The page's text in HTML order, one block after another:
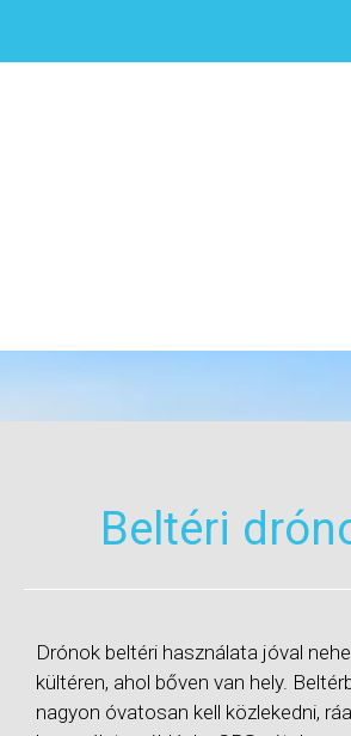
Beltéri
Drónok beltéri használata jóval
kültéren, ahol bőven van hely.
nagyon óvatosan kell közlekedni,